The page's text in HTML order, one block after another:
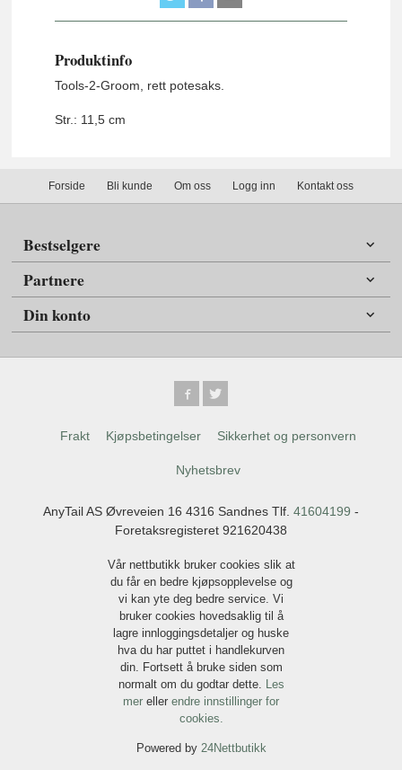
Produktinfo
Tools-2-Groom, rett potesaks.
Str.: 11,5 cm
Forside Bli kunde Om oss Logg inn Kontakt oss
Bestselgere
Partnere
Din konto
Frakt Kjøpsbetingelser Sikkerhet og personvern
Nyhetsbrev
AnyTail AS Øvreveien 16 4316 Sandnes Tlf. 41604199 -
Foretaksregisteret 921620438
Vår nettbutikk bruker cookies slik at
du får en bedre kjøpsopplevelse og
vi kan yte deg bedre service. Vi
bruker cookies hovedsaklig til å
lagre innloggingsdetaljer og huske
hva du har puttet i handlekurven
din. Fortsett å bruke siden som
normalt om du godtar dette.
Les
mer eller endre innstillinger for
cookies.
Powered by 24Nettbutikk